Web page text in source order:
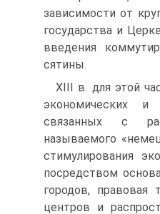
зависимости от
го­сударства и
введения
сятины.
XIII в. для этой
экономических и
связанных с
называемого
стимулирования
посредством
городов, правовая
центров и